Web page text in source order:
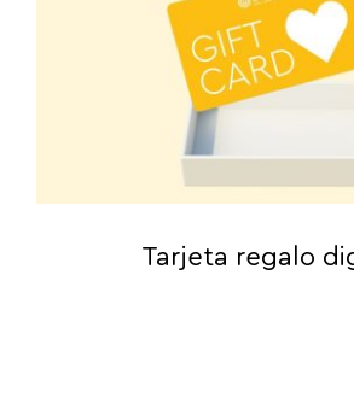
Tarjeta regalo